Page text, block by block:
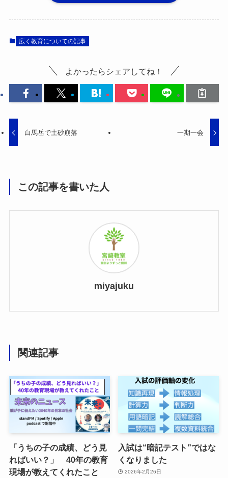
広く教育についての記事
よかったらシェアしてね！
白馬岳で土砂崩落 一期一会
この記事を書いた人
miyajuku
関連記事
「うちの子の成績、どう見
ればいい？」 40年の教育
現場が教えてくれたこと
入試は“暗記テスト”ではな
くなりました
2026年2月26日